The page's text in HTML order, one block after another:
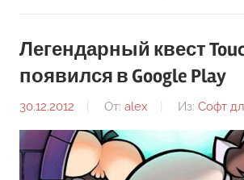
Легендарный квест
появился в Google Play
30.12.2012 От: alex Из: Софт